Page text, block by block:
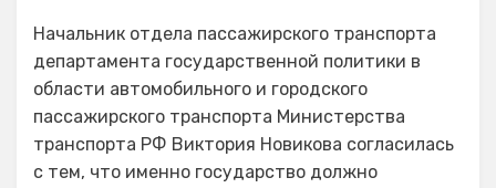
Начальник отдела пассажирского транспорта
департамента государственной политики в
области автомобильного и городского
пассажирского транспорта Министерства
транспорта РФ Виктория Новикова согласилась
с тем, что именно государство должно